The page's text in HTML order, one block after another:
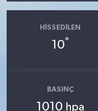
HISSEDILEN
10°
BASINÇ
1010 hpa